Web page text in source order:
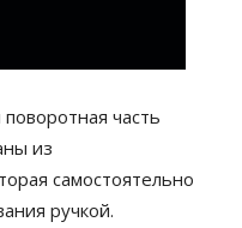
часть
из
самостоятельно
ручкой.